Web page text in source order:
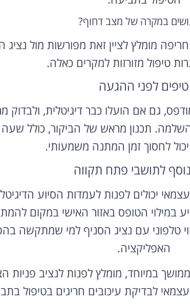
במקרה של מצב דחוף?
מומלץ לציין זאת מפורשות מול נציג
טיפול מזורזות למקרים כאלה.
טיפים לפני ההגעה
גם אם הועלו כבר דיגיטלית, ולבדוק
תכנון מראש של הביקור, כולל
לחסוך זמן המתנה משמעותי.
לתושבי פתח תקווה
יכולים לפנות לעמדות הסיוע
במילוי הטופס באזור האישי במקום
טלפוני עם נציג הסניף למי שמתקשה
האפליקציה.
במיוחד, מומלץ לפנות לנציב פניות
לבדיקת עיכובים חריגים בטיפול